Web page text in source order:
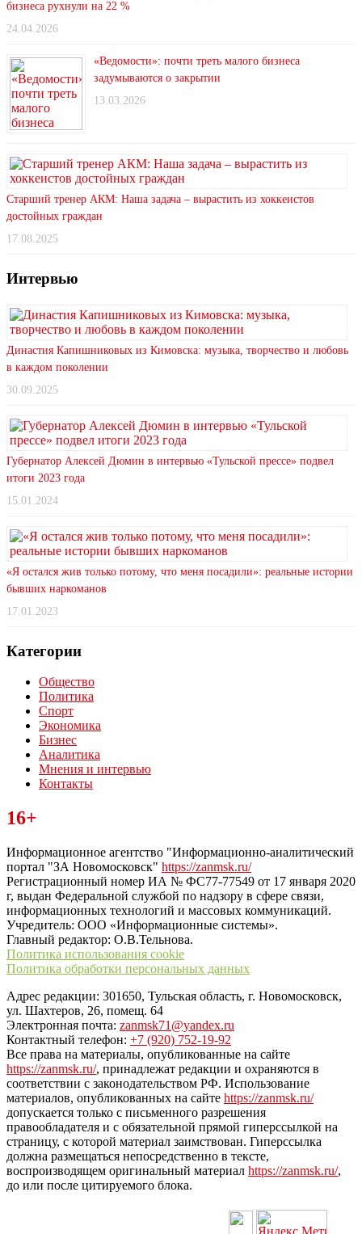
бизнеса рухнули на 22 %
24.04.2026
«Ведомости»: почти треть малого бизнеса
задумываются о закрытии
13.03.2026
Старший тренер АКМ: Наша задача – вырастить из хоккеистов
достойных граждан
17.08.2025
Интервью
Династия Капишниковых из Кимовска: музыка, творчество и любовь
в каждом поколении
30.09.2025
Губернатор Алексей Дюмин в интервью «Тульской прессе» подвел
итоги 2023 года
15.01.2024
«Я остался жив только потому, что меня посадили»: реальные истории
бывших наркоманов
17.01.2023
Категории
Общество
Политика
Спорт
Экономика
Бизнес
Аналитика
Мнения и интервью
Контакты
Читайте последние новости дня в Тульской области на сайте
“ЗаНовомосковск”
16+
Информационное агентство "Информационно-аналитический
портал "ЗА Новомосковск" https://zanmsk.ru/
Регистрационный номер ИА № ФС77-77549 от 17 января 2020
г, выдан Федеральной службой по надзору в сфере связи,
информационных технологий и массовых коммуникаций.
Учредитель: ООО «Информационные системы».
Главный редактор: О.В.Тельнова.
Политика использования cookie
Политика обработки персональных данных
Адрес редакции: 301650, Тульская область, г. Новомосковск,
ул. Шахтеров, 26, помещ. 64
Электронная почта: zanmsk71@yandex.ru
Контактный телефон: +7 (920) 752-19-92
Все права на материалы, опубликованные на сайте
https://zanmsk.ru/, принадлежат редакции и охраняются в
соответствии с законодательством РФ. Использование
материалов, опубликованных на сайте https://zanmsk.ru/
допускается только с письменного разрешения
правообладателя и с обязательной прямой гиперссылкой на
страницу, с которой материал заимствован. Гиперссылка
должна размещаться непосредственно в тексте,
воспроизводящем оригинальный материал https://zanmsk.ru/,
до или после цитируемого блока.